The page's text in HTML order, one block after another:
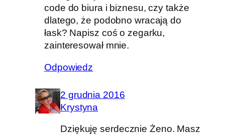
code do biura i biznesu, czy także
dlatego, że podobno wracają do
łask? Napisz coś o zegarku,
zainteresował mnie.
Odpowiedz
2 grudnia 2016
Krystyna
Dziękuję serdecznie Żeno. Masz